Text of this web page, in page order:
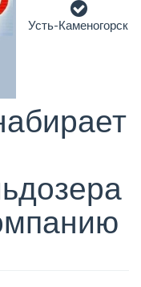
Усть-Каменогорск